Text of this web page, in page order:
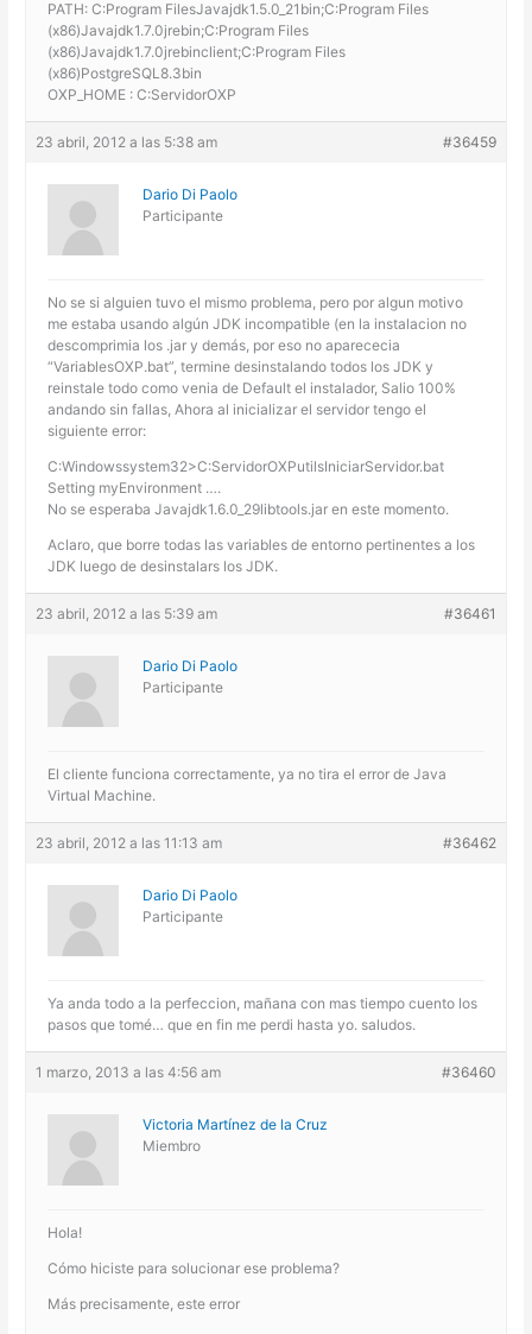
PATH: C:Program FilesJavajdk1.5.0_21bin;C:Program Files
(x86)Javajdk1.7.0jrebin;C:Program Files
(x86)Javajdk1.7.0jrebinclient;C:Program Files
(x86)PostgreSQL8.3bin
OXP_HOME : C:ServidorOXP
23 abril, 2012 a las 5:38 am #36459
Dario Di Paolo
Participante
No se si alguien tuvo el mismo problema, pero por algun motivo
me estaba usando algún JDK incompatible (en la instalacion no
descomprimia los .jar y demás, por eso no aparececia
“VariablesOXP.bat”, termine desinstalando todos los JDK y
reinstale todo como venia de Default el instalador, Salio 100%
andando sin fallas, Ahora al inicializar el servidor tengo el
siguiente error:
C:Windowssystem32>C:ServidorOXPutilsIniciarServidor.bat
Setting myEnvironment ….
No se esperaba Javajdk1.6.0_29libtools.jar en este momento.
Aclaro, que borre todas las variables de entorno pertinentes a los
JDK luego de desinstalars los JDK.
23 abril, 2012 a las 5:39 am #36461
Dario Di Paolo
Participante
El cliente funciona correctamente, ya no tira el error de Java
Virtual Machine.
23 abril, 2012 a las 11:13 am #36462
Dario Di Paolo
Participante
Ya anda todo a la perfeccion, mañana con mas tiempo cuento los
pasos que tomé… que en fin me perdi hasta yo. saludos.
1 marzo, 2013 a las 4:56 am #36460
Victoria Martínez de la Cruz
Miembro
Hola!
Cómo hiciste para solucionar ese problema?
Más precisamente, este error